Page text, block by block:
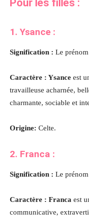
Pour les filles :
1. Ysance :
Signification : Le prénom
Caractère : Ysance est
travailleuse acharnée,
charmante, sociable et
Origine: Celte.
2. Franca :
Signification : Le prénom
Caractère : Franca est
communicative,